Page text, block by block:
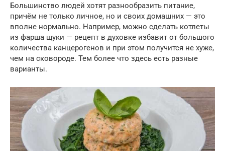
Большинство людей хотят разнообразить питание,
причём не только личное, но и своих домашних — это
вполне нормально. Например, можно сделать котлеты
из фарша щуки — рецепт в духовке избавит от большого
количества канцерогенов и при этом получится не хуже,
чем на сковороде. Тем более что здесь есть разные
варианты.